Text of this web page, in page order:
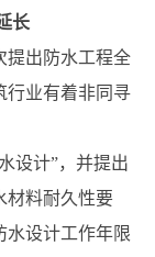
长
出防水工程全
行业有着非同寻
设计”，并提出
材料耐久性要
水设计工作年限